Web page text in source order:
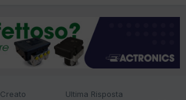
Creato Ultima Risposta